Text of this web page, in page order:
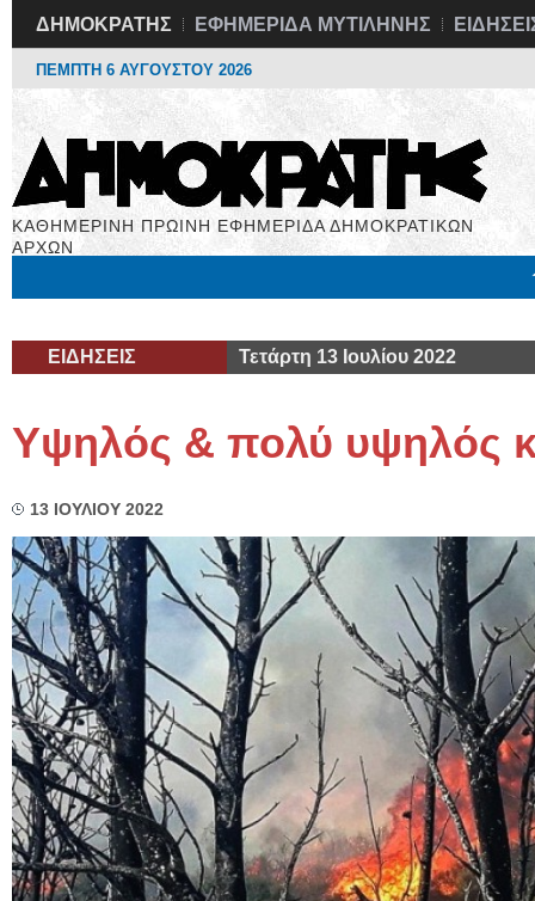
ΔΗΜΟΚΡΑΤΗΣ ΕΦΗΜΕΡΙΔΑ ΜΥΤΙΛΗΝΗΣ
ΠΕΜΠΤΗ 6 ΑΥΓΟΥΣΤΟΥ 2026
ΚΑΘΗΜΕΡΙΝΗ ΠΡΩΙΝΗ ΕΦΗΜΕΡΙΔΑ ΔΗΜΟΚΡΑΤΙΚΩΝ
ΑΡΧΩΝ
ΕΙΔΗΣΕΙΣ Τετάρτη 13 Ιουλίου 2022
Υψηλός & πολύ υψηλός
13 ΙΟΥΛΙΟΥ 2022